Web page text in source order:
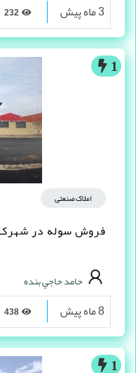
3 ماه پیش
1
املاک صنعتی
فروش سوله در
حامد حاجي بنده
8 ماه پیش
1